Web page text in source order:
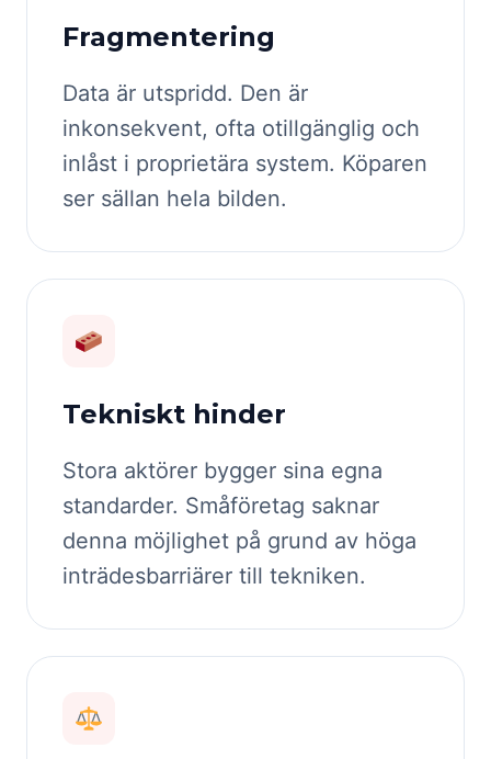
Fragmentering
Data är utspridd. Den är
inkonsekvent, ofta otillgänglig och
inlåst i proprietära system. Köparen
ser sällan hela bilden.
Tekniskt hinder
Stora aktörer bygger sina egna
standarder. Småföretag saknar
denna möjlighet på grund av höga
inträdesbarriärer till tekniken.